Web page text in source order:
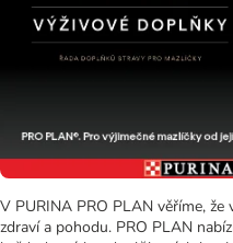
V PURINA PRO PLAN věříme,
zdraví a pohodu. PRO PLAN